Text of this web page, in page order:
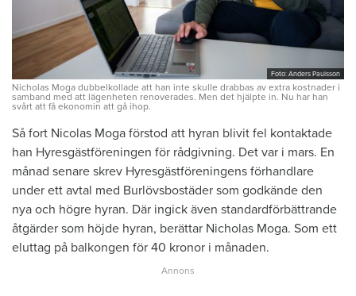
Foto: Anders Paulsson
Nicholas Moga dubbelkollade att han inte skulle drabbas av extra kostnader i
samband med att lägenheten renoverades. Men det hjälpte in. Nu har han
svårt att få ekonomin att gå ihop.
Så fort Nicolas Moga förstod att hyran blivit fel kontaktade
han Hyresgästföreningen för rådgivning. Det var i mars. En
månad senare skrev Hyresgästföreningens förhandlare
under ett avtal med Burlövsbostäder som godkände den
nya och högre hyran. Där ingick även standardförbättrande
åtgärder som höjde hyran, berättar Nicholas Moga. Som ett
eluttag på balkongen för 40 kronor i månaden.